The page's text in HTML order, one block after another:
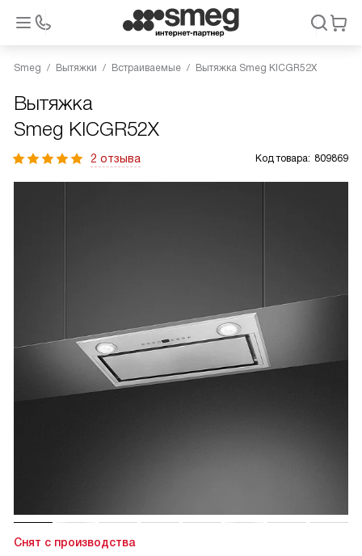
Smeg Вытяжки Встраиваемые Вытяжка Smeg KICGR52X
Вытяжка
Smeg KICGR52X
2 отзыва Код товара: 809869
Снят с производства